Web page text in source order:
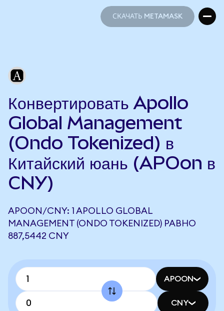
СКАЧАТЬ METAMASK
Конвертировать Apollo
Global Management
(Ondo Tokenized) в
Китайский юань (APOon в
CNY)
APOON/CNY: 1 APOLLO GLOBAL
MANAGEMENT (ONDO TOKENIZED) РАВНО
887,5442 CNY
APOON
CNY